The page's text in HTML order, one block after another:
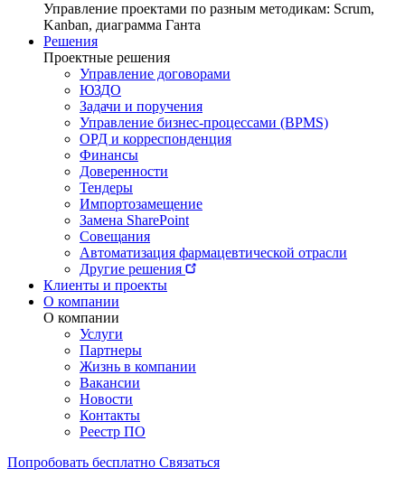
Управление проектами по разным методикам: Scrum,
Kanban, диаграмма Ганта
Решения
Проектные решения
Управление договорами
ЮЗДО
Задачи и поручения
Управление бизнес-процессами (BPMS)
ОРД и корреспонденция
Финансы
Доверенности
Тендеры
Импортозамещение
Замена SharePoint
Совещания
Автоматизация фармацевтической отрасли
Другие решения
Клиенты и проекты
О компании
О компании
Услуги
Партнеры
Жизнь в компании
Вакансии
Новости
Контакты
Реестр ПО
Попробовать бесплатно Связаться